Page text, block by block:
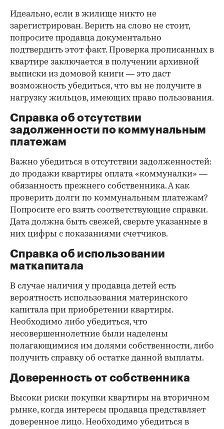
Идеально, если в жилище никто не
зарегистрирован. Верить на слово не стоит,
попросите продавца документально
подтвердить этот факт. Проверка прописанных в
квартире заключается в получении архивной
выписки из домовой книги — это даст
возможность убедиться, что вы не получите в
нагрузку жильцов, имеющих право пользования.
Справка об отсутствии
задолженности по коммунальным
платежам
Важно убедиться в отсутствии задолженностей:
до продажи квартиры оплата «коммуналки» —
обязанность прежнего собственника. А как
проверить долги по коммунальным платежам?
Попросите его взять соответствующие справки.
Дата должна быть свежей, сверьте указанные в
них цифры с показаниями счетчиков.
Справка об использовании
маткапитала
В случае наличия у продавца детей есть
вероятность использования материнского
капитала при приобретении квартиры.
Необходимо либо убедиться, что
несовершеннолетние были наделены
полагающимися им долями собственности, либо
получить справку об остатке данной выплаты.
Доверенность от собственника
Высоки риски покупки квартиры на вторичном
рынке, когда интересы продавца представляет
доверенное лицо. Необходимо убедиться в